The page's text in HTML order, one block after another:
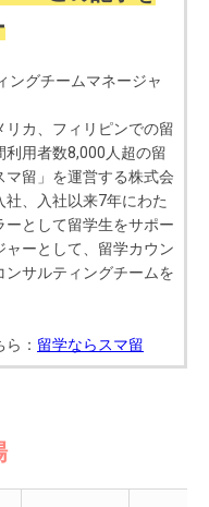
ングチームマネージャ
リカ、フィリピンでの留
利用者数8,000人超の留
マ留」を運営する株式会
、入社以来7年にわた
ーとして留学生をサポー
ャーとして、留学カウン
ンサルティングチームを
： 留学ならスマ留